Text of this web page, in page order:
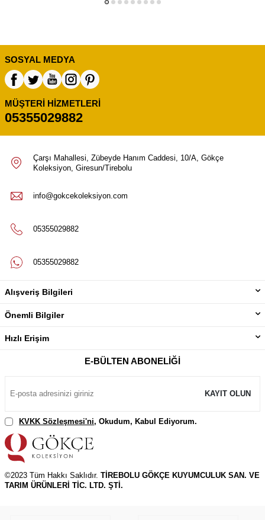
SOSYAL MEDYA
MÜŞTERI HIZMETLERI
05355029882
Çarşı Mahallesi, Zübeyde Hanım Caddesi, 10/A, Gökçe
Koleksiyon, Giresun/Tirebolu
info@gokcekoleksiyon.com
05355029882
05355029882
Alışveriş Bilgileri
Önemli Bilgiler
Hızlı Erişim
E-BÜLTEN ABONELIĞI
KAYIT OLUN
KVKK Sözleşmesi'ni, Okudum, Kabul Ediyorum.
©2023 Tüm Hakkı Saklıdır. TİREBOLU GÖKÇE KUYUMCULUK SAN. VE
TARIM ÜRÜNLERİ TİC. LTD. ŞTİ.